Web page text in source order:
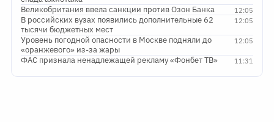
12:05
Великобритания ввела санкции против Озон Банка
12:05
В российских вузах появились дополнительные 62
тысячи бюджетных мест
12:05
Уровень погодной опасности в Москве подняли до
«оранжевого» из-за жары
11:31
ФАС признала ненадлежащей рекламу «Фонбет ТВ»